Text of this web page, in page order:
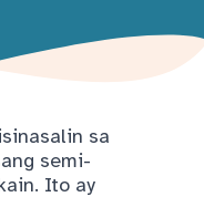
sa
semi-
Ito ay